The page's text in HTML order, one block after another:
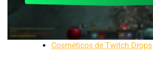
Cosméticos de Twitch Drops